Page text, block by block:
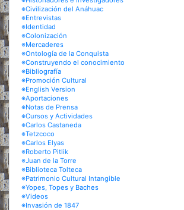
※Civilización del Anáhuac
※Entrevistas
※Identidad
※Colonización
※Mercaderes
※Ontología de la Conquista
※Construyendo el conocimiento
※Bibliografía
※Promoción Cultural
※English Version
※Aportaciones
※Notas de Prensa
※Cursos y Actividades
※Carlos Castaneda
※Tetzcoco
※Carlos Elyas
※Roberto Pitlik
※Juan de la Torre
※Biblioteca Tolteca
※Patrimonio Cultural Intangible
※Yopes, Topes y Baches
※Videos
※Invasión de 1847